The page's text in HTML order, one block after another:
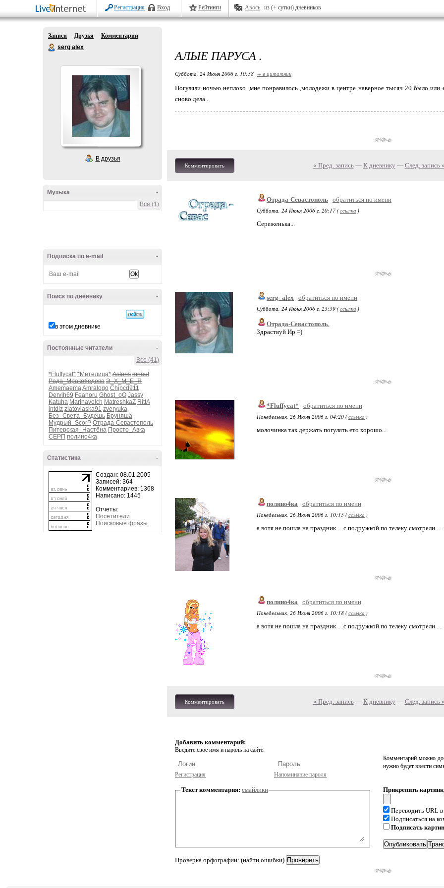
Регистрация Вход Рейтинги Авось из (+ сутки) дневников
Записи Друзья
Комментарии
serg alex
В друзья
-
Музыка
Все (1)
-
Подписка по e-mail
-
Поиск по дневнику
в этом дневнике
-
Постоянные читатели
Все (41)
*Fluffycat* *Метелица* Astoris mriaul
Рада_Мракобедова Э_Х_М_Е_Я
AmemaemaAmralogo Chipcd911
Dervih69 Feanoru Ghost_oO Jassy
Katuha Marinavolch MatreshkaZ RittA
intdiz zlatovlaska91 zveryuka
Без_Света_Будешь Бруняша
Мудрый_ScorP Отрада-Севастополь
Питерская_Настёна Просто_Авка
СЕРП полино4ка
-
Статистика
Создан: 08.01.2005
Записей: 364
Комментариев: 1368
Написано: 1445
Отчеты:
Посетители
Поисковые фразы
АЛЫЕ ПАРУСА .
Суббота, 24 Июня 2006 г. 10:58 + в цитатник
Погуляли ночью неплохо ,мне понравилось ,молодежи в центре наверное тысяч 20 было
сново дела .
Комментировать « Пред. запись— К дневнику — След. запись »
Отрада-Севастополь обратиться по имени
Суббота, 24 Июня 2006 г. 20:17 (ссылка )
Сереженька...
serg_alex обратиться по имени
Суббота, 24 Июня 2006 г. 23:39 (ссылка )
Отрада-Севастополь,
Здраствуй Ир =)
*Fluffycat*
обратиться по имени
Понедельник, 26 Июня 2006 г. 04:20 (ссылка )
молочинка так держать погулять ето хорошо...
полино4ка
обратиться по имени
Понедельник, 26 Июня 2006 г. 10:15 (ссылка )
а вотя не пошла на праздник ....с подружкой по телеку смотрели ....
полино4ка
обратиться по имени
Понедельник, 26 Июня 2006 г. 10:18 (ссылка )
а вотя не пошла на праздник ....с подружкой по телеку смотрели ....
Комментировать « Пред. запись— К дневнику — След. запись »
Добавить комментарий:
Введите свое имя и пароль на сайте:
Регистрация Напоминание пароля
Комментарий можно
нужно будет ввести
Текст комментария: смайлики
Проверка орфографии: (найти ошибки)
Прикрепить
Переводить URL
Подписаться на
Подписать